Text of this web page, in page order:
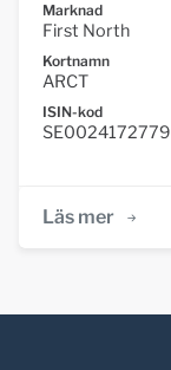
Marknad
First North
Kortnamn
ARCT
ISIN-kod
SE0024172779
Läs mer